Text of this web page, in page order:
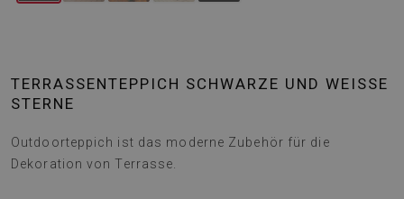
TERRASSENTEPPICH SCHWARZE UND WEISSE S
TERNE
Outdoorteppich ist das moderne Zubehör für die
Dekoration von Terrasse.